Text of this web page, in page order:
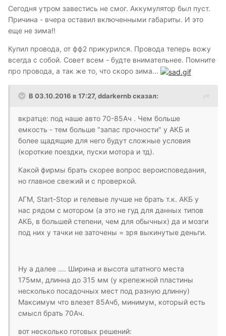
Сегодня утром завестись не смог. Аккумулятор был пуст.
Причина - вчера оставил включенными габариты. И это
еще не зима!!
Купил провода, от фф2 прикурился. Провода теперь вожу
всегда с собой. Совет всем - будте внимательнее. Помните
про провода, а так же то, что скоро зима...
В 03.10.2016 в 17:27, ddarkernb сказал:
вкратце: под наше авто 70-85Ач . Чем больше
емкость - тем больше "запас прочности" у АКБ и
более щадящие для него будут сложные условия
(короткие поездки, пуски мотора и тд).
Какой фирмы брать скорее вопрос вероисповедания,
но главное свежий и с проверкой.
АГМ, Start-Stop и гелевые лучше не брать т.к. АКБ у
нас рядом с мотором (а это не гуд для данных типов
АКБ, в большей степени, чем для обычных) да и мозги
под них у тачки не заточены = зря выкинутые деньги.
Ну а далее .... Ширина и высота штатного места
175мм, длинна до 315 мм (у крепежной пластины
несколько посадочных мест под разную длинну)
Максимум что влезет 85Ачб, минимум, который есть
смысл брать 70Ач.
вот несколько готовых решений: